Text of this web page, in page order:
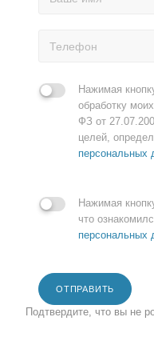
Нажимая
обработку
ФЗ от
целей,
персональных
Нажимая
что
персональных
ОТПРАВИТЬ
Подтвердите, что вы не